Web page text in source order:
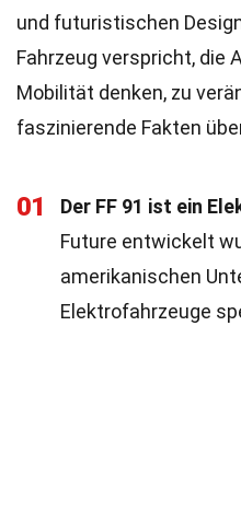
und futuristischen
Fahrzeug verspricht, die
Mobilität denken, zu
faszinierende Fakten
01 Der FF 91 ist ein
Future entwickelt
amerikanischen
Elektrofahrzeuge